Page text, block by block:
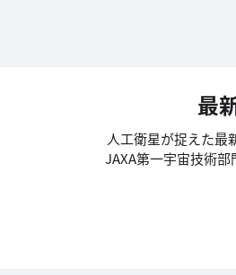
最
人工衛星が捉えた最
JAXA第一宇宙技術部